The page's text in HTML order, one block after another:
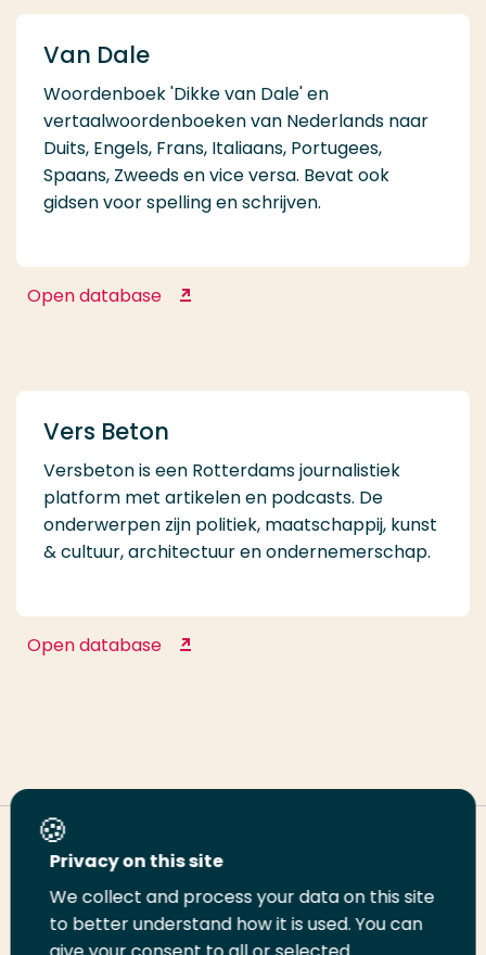
Van Dale
Woordenboek 'Dikke van Dale' en
vertaalwoordenboeken van Nederlands naar
Duits, Engels, Frans, Italiaans, Portugees,
Spaans, Zweeds en vice versa. Bevat ook
gidsen voor spelling en schrijven.
Open database Van Dale
Vers Beton
Versbeton is een Rotterdams journalistiek
platform met artikelen en podcasts. De
onderwerpen zijn politiek, maatschappij, kunst
& cultuur, architectuur en ondernemerschap.
Open database Vers Beton
Deel deze pagina
DeelDeelDeelEmailPrint
Privacy on this site
We collect and process your data on this site
to better understand how it is used. You can